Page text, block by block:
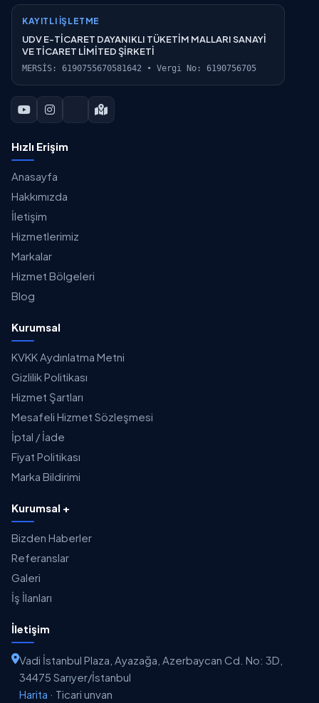
KAYITLI İŞLETME
UDV E-TİCARET DAYANIKLI TÜKETİM MALLARI SANAYİ
VE TİCARET LİMİTED ŞİRKETİ
MERSİS: 6190755670581642 • Vergi No: 6190756705
Hızlı Erişim
Anasayfa
Hakkımızda
İletişim
Hizmetlerimiz
Markalar
Hizmet Bölgeleri
Blog
Kurumsal
KVKK Aydınlatma Metni
Gizlilik Politikası
Hizmet Şartları
Mesafeli Hizmet Sözleşmesi
İptal / İade
Fiyat Politikası
Marka Bildirimi
Kurumsal +
Bizden Haberler
Referanslar
Galeri
İş İlanları
İletişim
Vadi İstanbul Plaza, Ayazağa, Azerbaycan Cd. No: 3D,
34475 Sarıyer/İstanbul
Harita · Ticari unvan